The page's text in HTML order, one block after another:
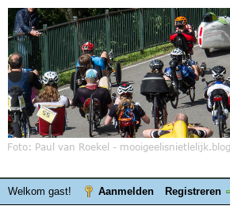
Welkom gast! Aanmelden Registreren